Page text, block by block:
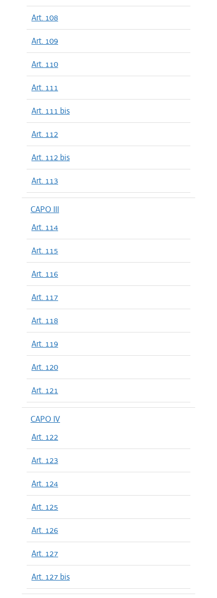
Art. 108
Art. 109
Art. 110
Art. 111
Art. 111 bis
Art. 112
Art. 112 bis
Art. 113
CAPO III
Art. 114
Art. 115
Art. 116
Art. 117
Art. 118
Art. 119
Art. 120
Art. 121
CAPO IV
Art. 122
Art. 123
Art. 124
Art. 125
Art. 126
Art. 127
Art. 127 bis